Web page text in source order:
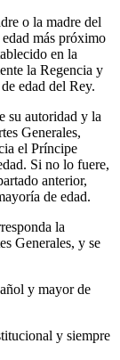
o la madre del
más próximo
en la
la Regencia y
edad del Rey.
su autoridad y la
Generales,
el Príncipe
Si no lo fuere,
anterior,
de edad.
la
Generales, y se
y mayor de
y siempre